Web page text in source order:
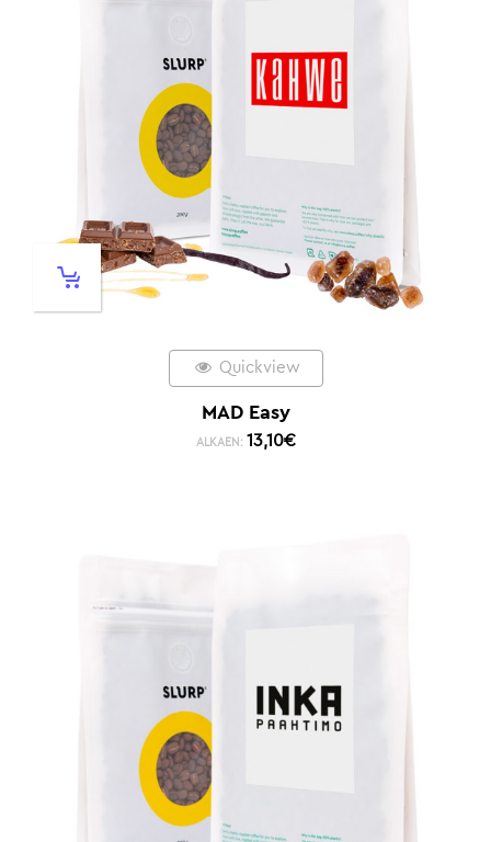
Quickview
MAD Easy
ALKAEN: 13,10€